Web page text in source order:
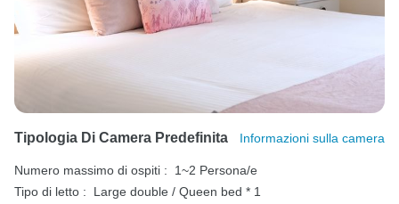
Tipologia Di Camera Predefinita Informazioni sulla camera
Numero massimo di ospiti :
1~2 Persona/e
Tipo di letto :
Large double / Queen bed * 1